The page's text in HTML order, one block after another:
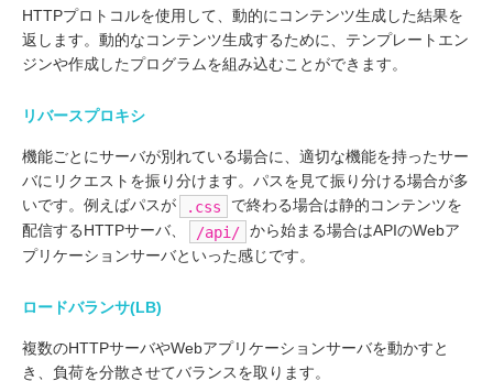
HTTPプロトコルを使用して、動的にコンテンツ生成した結果を
返します。動的なコンテンツ生成するために、テンプレートエン
ジンや作成したプログラムを組み込むことができます。
リバースプロキシ
機能ごとにサーバが別れている場合に、適切な機能を持ったサー
バにリクエストを振り分けます。パスを見て振り分ける場合が多
いです。例えばパスが
.css
で終わる場合は静的コンテンツを
配信するHTTPサーバ、
/api/ から始まる場合はAPIのWebア
プリケーションサーバといった感じです。
ロードバランサ(LB)
複数のHTTPサーバやWebアプリケーションサーバを動かすと
き、負荷を分散させてバランスを取ります。